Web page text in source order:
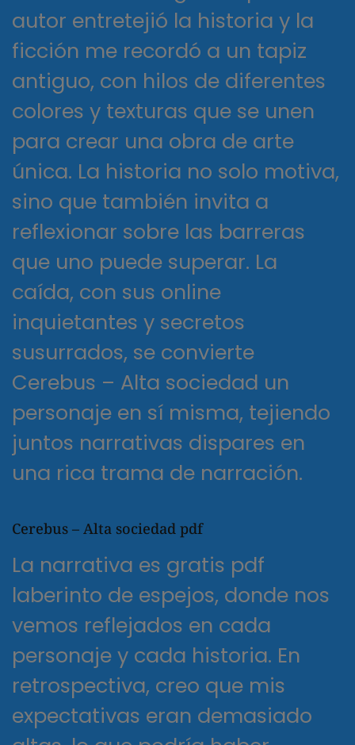
autor entretejió la historia y la
ficción me recordó a un tapiz
antiguo, con hilos de diferentes
colores y texturas que se unen
para crear una obra de arte
única. La historia no solo motiva,
sino que también invita a
reflexionar sobre las barreras
que uno puede superar. La
caída, con sus online
inquietantes y secretos
susurrados, se convierte
Cerebus – Alta sociedad un
personaje en sí misma, tejiendo
juntos narrativas dispares en
una rica trama de narración.
Cerebus – Alta sociedad pdf
La narrativa es gratis pdf
laberinto de espejos, donde nos
vemos reflejados en cada
personaje y cada historia. En
retrospectiva, creo que mis
expectativas eran demasiado